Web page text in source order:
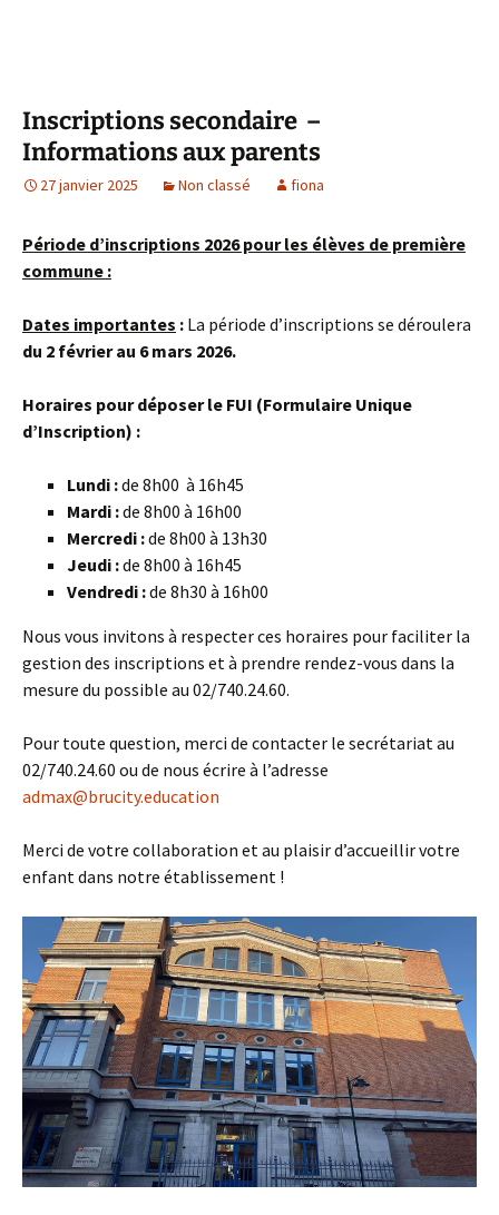
Inscriptions secondaire –
Informations aux parents
27 janvier 2025 Non classé fiona
Période d’inscriptions 2026 pour les élèves de première
commune :
Dates importantes : La période d’inscriptions se déroulera
du 2 février au 6 mars 2026.
Horaires pour déposer le FUI (Formulaire Unique
d’Inscription) :
Lundi :de 8h00 à 16h45
Mardi :de 8h00 à 16h00
Mercredi :de 8h00 à 13h30
Jeudi :de 8h00 à 16h45
Vendredi :de 8h30 à 16h00
Nous vous invitons à respecter ces horaires pour faciliter la
gestion des inscriptions et à prendre rendez-vous dans la
mesure du possible au 02/740.24.60.
Pour toute question, merci de contacter le secrétariat au
02/740.24.60 ou de nous écrire à l’adresse
admax@brucity.education
Merci de votre collaboration et au plaisir d’accueillir votre
enfant dans notre établissement !